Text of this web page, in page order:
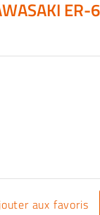
ER-
aux favoris